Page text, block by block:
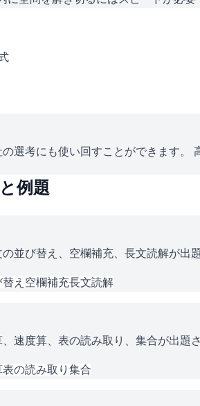
選考にも使い回すことができます。
例題
並び替え、空欄補充、長文読解が出
え 空欄補充長文読解
速度算、表の読み取り、集合が出題
表の読み取り 集合